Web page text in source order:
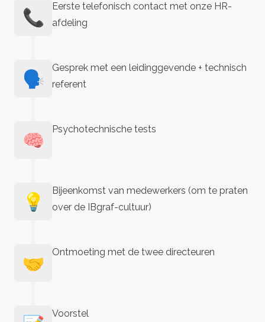
📞
Eerste telefonisch contact met onze HR-
afdeling
🗣️
Gesprek met een leidinggevende + technisch
referent
🧠 Psychotechnische tests
💡
Bijeenkomst van medewerkers (om te praten
over de IBgraf-cultuur)
🤝 Ontmoeting met de twee directeuren
Voorstel